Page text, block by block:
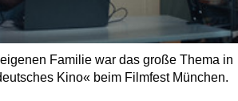
Familie war das große Thema in
Kino« beim Filmfest München.